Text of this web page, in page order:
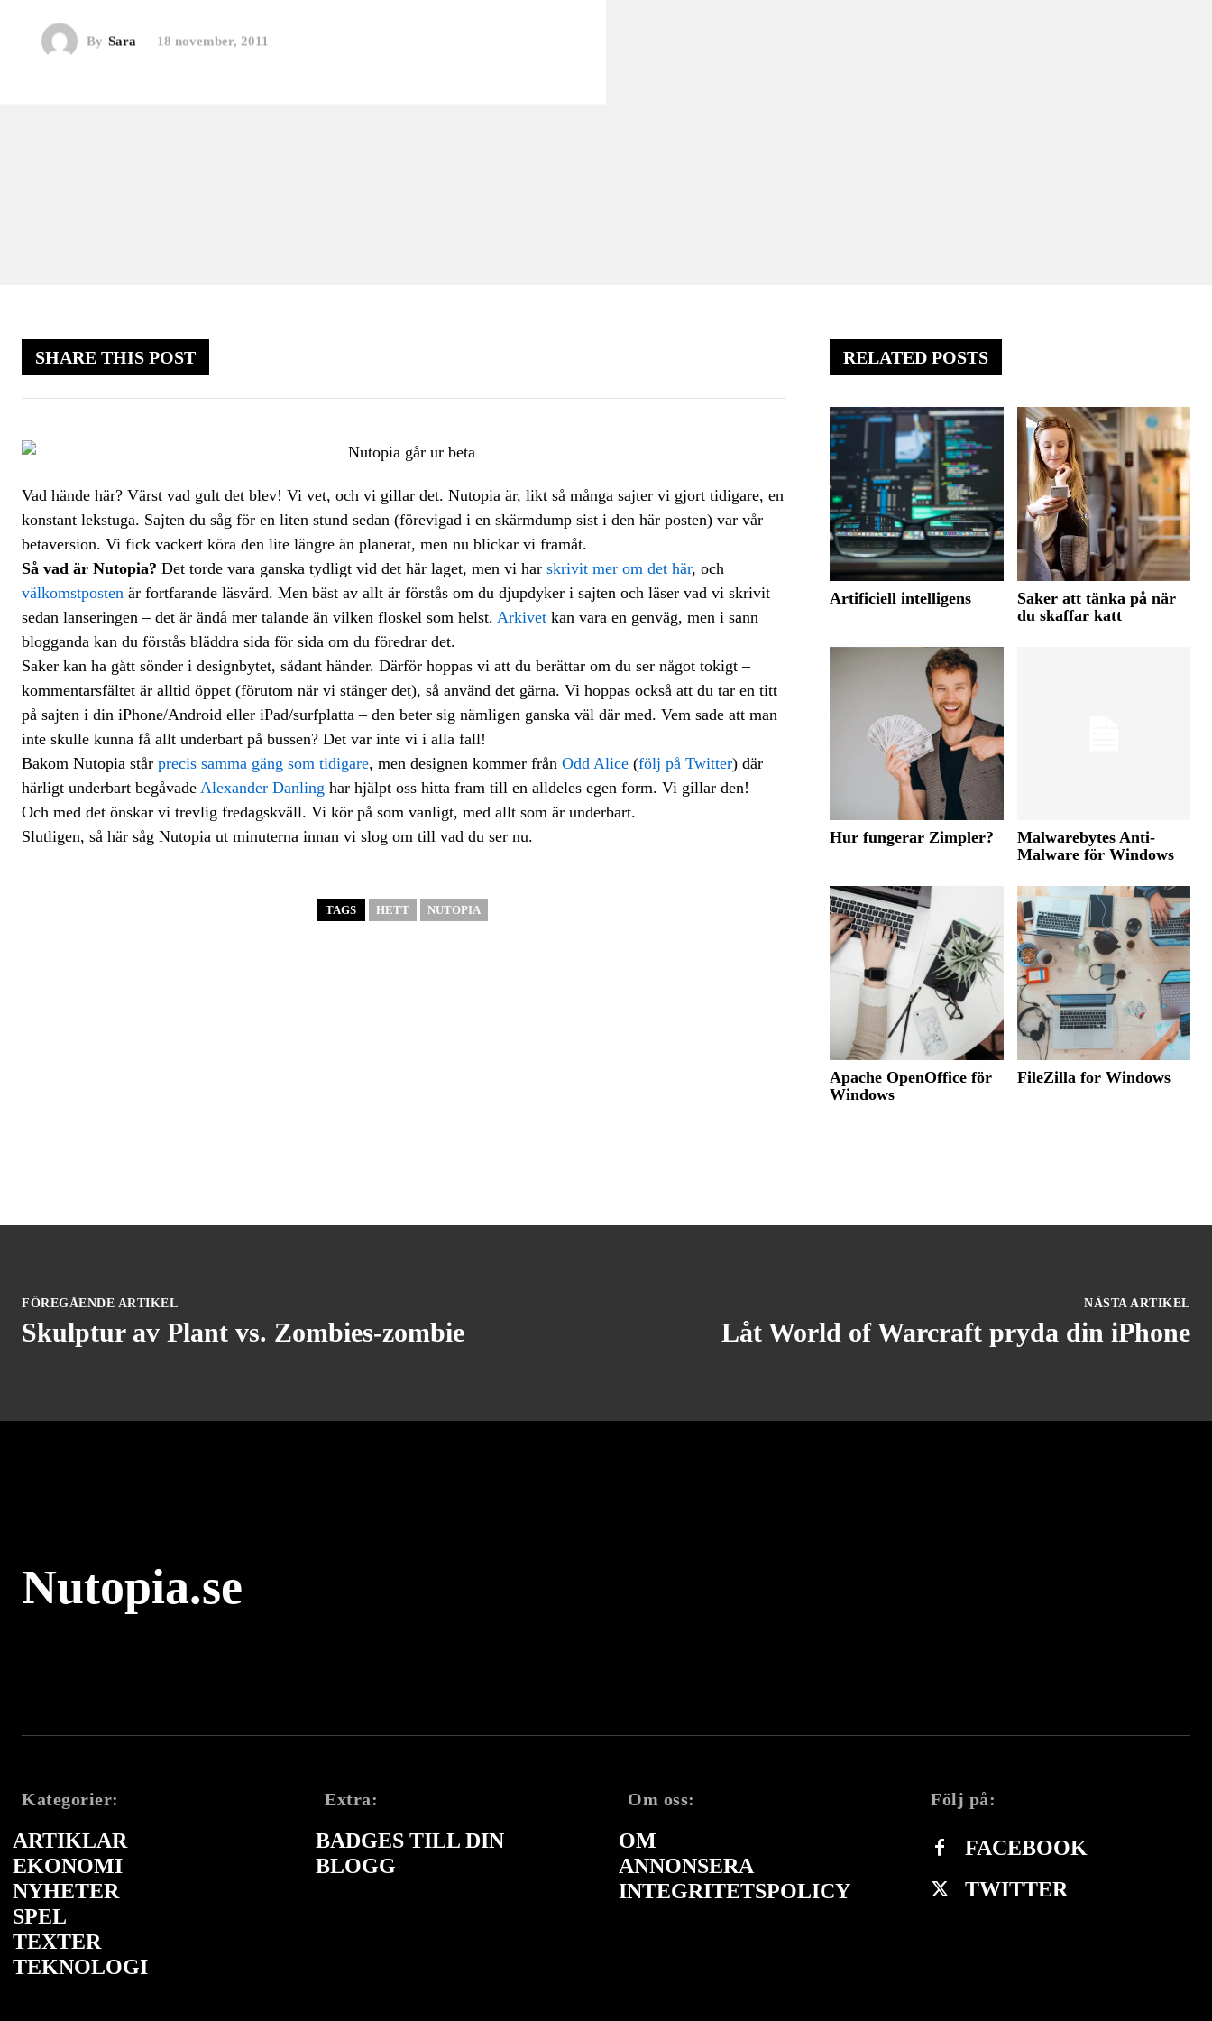
By Sara 18 november, 2011
SHARE THIS POST
Vad hände här? Värst vad gult det blev! Vi vet, och vi gillar det. Nutopia är, likt så många sajter vi gjort tidigare, en
konstant lekstuga. Sajten du såg för en liten stund sedan (förevigad i en skärmdump sist i den här posten) var vår
betaversion. Vi fick vackert köra den lite längre än planerat, men nu blickar vi framåt.
Så vad är Nutopia? Det torde vara ganska tydligt vid det här laget, men vi har skrivit mer om det här, och
välkomstposten är fortfarande läsvärd. Men bäst av allt är förstås om du djupdyker i sajten och läser vad vi skrivit
sedan lanseringen – det är ändå mer talande än vilken floskel som helst. Arkivet kan vara en genväg, men i sann
blogganda kan du förstås bläddra sida för sida om du föredrar det.
Saker kan ha gått sönder i designbytet, sådant händer. Därför hoppas vi att du berättar om du ser något tokigt –
kommentarsfältet är alltid öppet (förutom när vi stänger det), så använd det gärna. Vi hoppas också att du tar en titt
på sajten i din iPhone/Android eller iPad/surfplatta – den beter sig nämligen ganska väl där med. Vem sade att man
inte skulle kunna få allt underbart på bussen? Det var inte vi i alla fall!
Bakom Nutopia står precis samma gäng som tidigare, men designen kommer från Odd Alice (följ på Twitter) där
härligt underbart begåvade Alexander Danling har hjälpt oss hitta fram till en alldeles egen form. Vi gillar den!
Och med det önskar vi trevlig fredagskväll. Vi kör på som vanligt, med allt som är underbart.
Slutligen, så här såg Nutopia ut minuterna innan vi slog om till vad du ser nu.
TAGS HETT NUTOPIA
RELATED POSTS
Artificiell intelligens
Saker att tänka på när
du skaffar katt
Hur fungerar Zimpler?
Malwarebytes Anti-
Malware för Windows
Apache OpenOffice för
Windows
FileZilla for Windows
FÖREGÅENDE ARTIKEL
Skulptur av Plant vs. Zombies-zombie
NÄSTA ARTIKEL
Låt World of Warcraft pryda din iPhone
Nutopia.se
Kategorier:
ARTIKLAR
EKONOMI
NYHETER
SPEL
TEXTER
TEKNOLOGI
Extra:
BADGES TILL DIN
BLOGG
Om oss:
OM
ANNONSERA
INTEGRITETSPOLICY
Följ på:
FACEBOOK
TWITTER